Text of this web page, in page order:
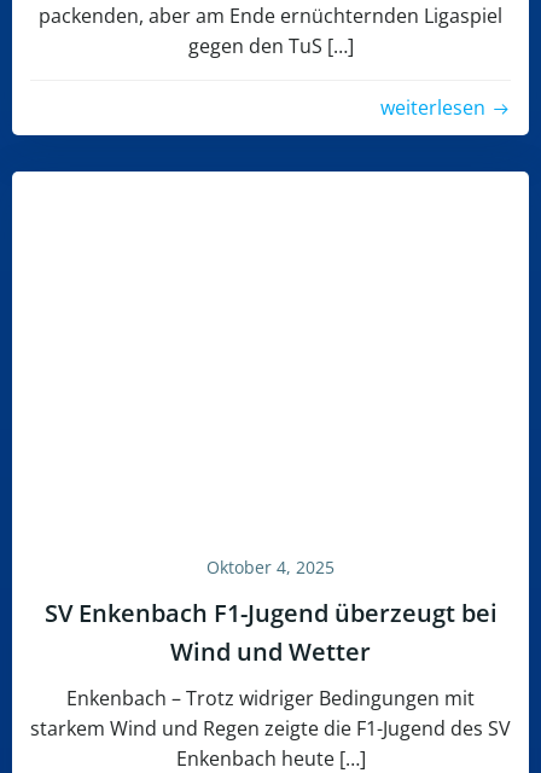
packenden, aber am Ende ernüchternden Ligaspiel
gegen den TuS […]
weiterlesen
Oktober 4, 2025
SV Enkenbach F1-Jugend überzeugt bei
Wind und Wetter
Enkenbach – Trotz widriger Bedingungen mit
starkem Wind und Regen zeigte die F1-Jugend des SV
Enkenbach heute […]